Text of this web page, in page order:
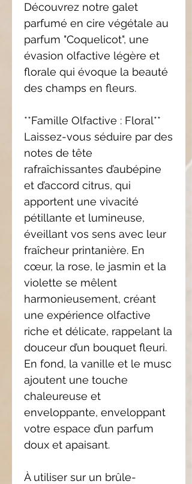
Découvrez notre galet
parfumé en cire végétale au
parfum "Coquelicot", une
évasion olfactive légère et
florale qui évoque la beauté
des champs en fleurs.
**Famille Olfactive : Floral**
Laissez-vous séduire par des
notes de tête
rafraîchissantes d’aubépine
et d’accord citrus, qui
apportent une vivacité
pétillante et lumineuse,
éveillant vos sens avec leur
fraîcheur printanière. En
cœur, la rose, le jasmin et la
violette se mêlent
harmonieusement, créant
une expérience olfactive
riche et délicate, rappelant la
douceur d’un bouquet fleuri.
En fond, la vanille et le musc
ajoutent une touche
chaleureuse et
enveloppante, enveloppant
votre espace d’un parfum
doux et apaisant.
À utiliser sur un brûle-